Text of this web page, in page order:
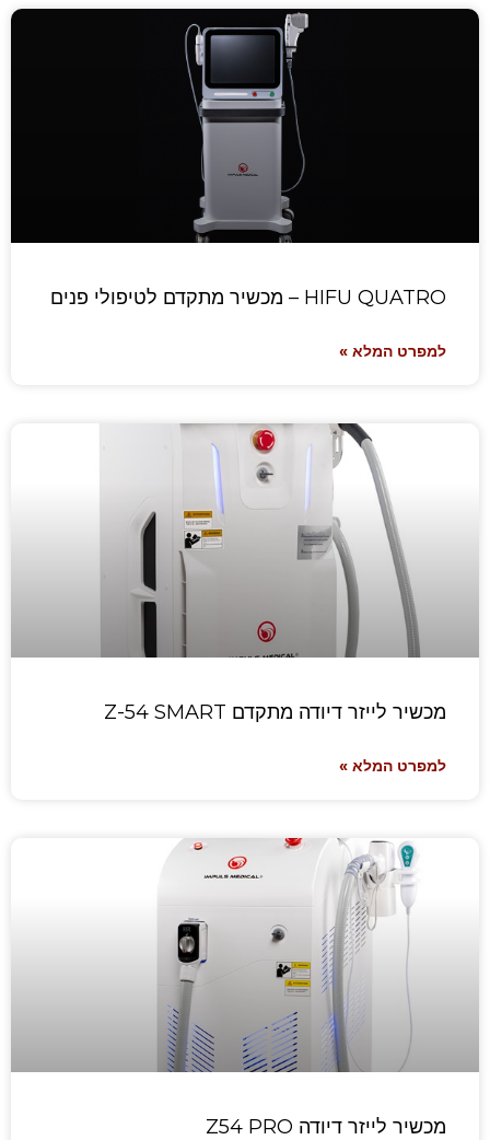
HIFU QUATRO – מכשיר מתקדם לטיפולי פנים
למפרט המלא »
מכשיר לייזר דיודה מתקדם Z-54 SMART
למפרט המלא »
מכשיר לייזר דיודה Z54 PRO